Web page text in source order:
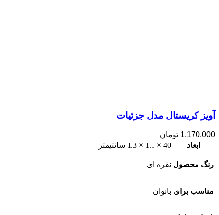
آویز کریستال مدل جزئیات
1,170,000 تومان
ابعاد
40 × 1.1 × 1.3 سانتیمتر
رنگ محصول نقره ای
مناسب برای بانوان